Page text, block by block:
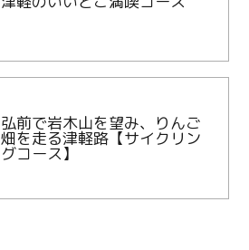
弘前で岩木山を望み、りんご
畑を走る津軽路【サイクリン
グコース】